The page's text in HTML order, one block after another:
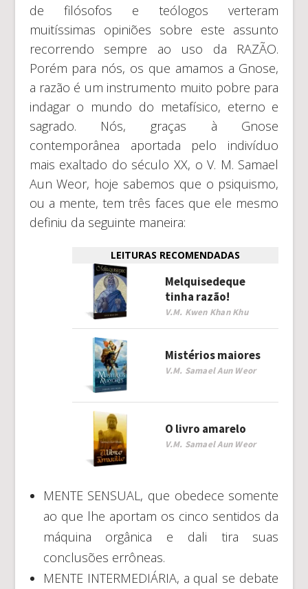
de filósofos e teólogos verteram
muitíssimas opiniões sobre este assunto
recorrendo sempre ao uso da RAZÃO.
Porém para nós, os que amamos a Gnose,
a razão é um instrumento muito pobre para
indagar o mundo do metafísico, eterno e
sagrado. Nós, graças à Gnose
contemporânea aportada pelo indivíduo
mais exaltado do século XX, o V. M. Samael
Aun Weor, hoje sabemos que o psiquismo,
ou a mente, tem três faces que ele mesmo
definiu da seguinte maneira:
LEITURAS RECOMENDADAS
Melquisedeque
tinha razão!
V.M. Kwen Khan Khu
Mistérios maiores
V.M. Samael Aun Weor
O livro amarelo
V.M. Samael Aun Weor
MENTE SENSUAL, que obedece somente
ao que lhe aportam os cinco sentidos da
máquina orgânica e dali tira suas
conclusões errôneas.
MENTE INTERMEDIÁRIA, a qual se debate